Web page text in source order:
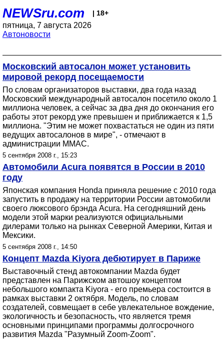
NEWSru.com | 18+
пятница, 7 августа 2026
Автоновости
Московский автосалон может установить
мировой рекорд посещаемости
По словам организаторов выставки, два года назад
Московский международный автосалон посетило около 1
миллиона человек, а сейчас за два дня до окончания его
работы этот рекорд уже превышен и приближается к 1,5
миллиона. "Этим не может похвастаться не один из пяти
ведущих автосалонов в мире", - отмечают в
администрации ММАС.
5 сентября 2008 г., 15:23
Автомобили Acura появятся в России в 2010
году
Японская компания Honda приняла решение с 2010 года
запустить в продажу на территории России автомобили
своего люксового брэнда Acura. На сегодняшний день
модели этой марки реализуются официальными
дилерами только на рынках Северной Америки, Китая и
Мексики.
5 сентября 2008 г., 14:50
Концепт Mazda Kiyora дебютирует в Париже
Выставочный стенд автокомпании Mazda будет
представлен на Парижском автошоу концептом
небольшого компакта Kiyora - его премьера состоится в
рамках выставки 2 октября. Модель, по словам
создателей, совмещает в себе увлекательное вождение,
экологичность и безопасность, что является тремя
основными принципами программы долгосрочного
развития Mazda "Разумный Zoom-Zoom".